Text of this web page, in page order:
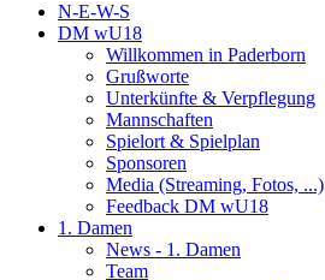
N-E-W-S
DM wU18
Willkommen in Paderborn
Grußworte
Unterkünfte & Verpflegung
Mannschaften
Spielort & Spielplan
Sponsoren
Media (Streaming, Fotos, ...)
Feedback DM wU18
1. Damen
News - 1. Damen
Team